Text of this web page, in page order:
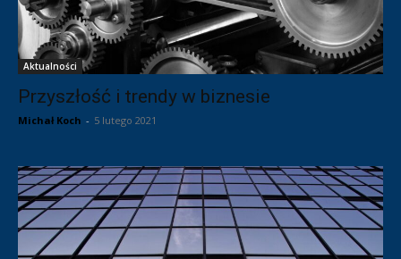
Aktualności
Przyszłość i trendy w biznesie
Michał Koch - 5 lutego 2021